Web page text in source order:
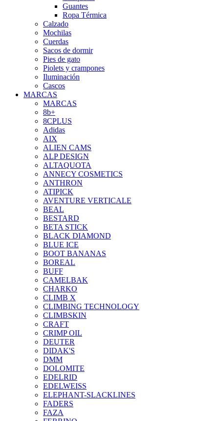
Guantes
Ropa Térmica
Calzado
Mochilas
Cuerdas
Sacos de dormir
Pies de gato
Piolets y crampones
Iluminación
Cascos
MARCAS
MARCAS
8b+
8CPLUS
Adidas
AIX
ALIEN CAMS
ALP DESIGN
ALTAQUOTA
ANNECY COSMETICS
ANTHRON
ATIPICK
AVENTURE VERTICALE
BEAL
BESTARD
BETA STICK
BLACK DIAMOND
BLUE ICE
BOOT BANANAS
BOREAL
BUFF
CAMELBAK
CHARKO
CLIMB X
CLIMBING TECHNOLOGY
CLIMBSKIN
CRAFT
CRIMP OIL
DEUTER
DIDAK'S
DMM
DOLOMITE
EDELRID
EDELWEISS
ELEPHANT-SLACKLINES
FADERS
FAZA